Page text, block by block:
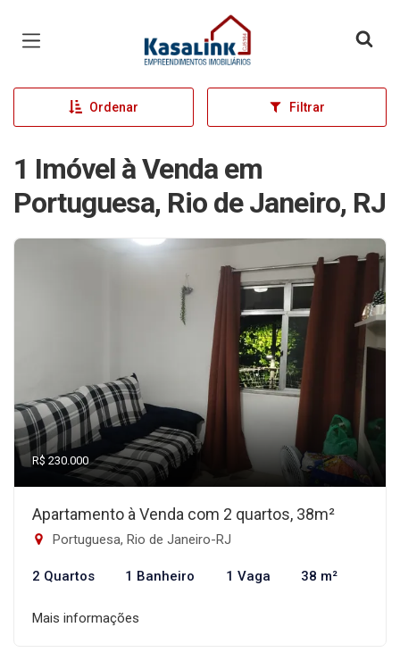
Página inicial
Ordenar Filtrar
1 Imóvel à Venda em
Portuguesa, Rio de Janeiro, RJ
R$ 230.000
Apartamento à Venda com 2 quartos, 38m²
Portuguesa, Rio de Janeiro-RJ
2 Quartos 1 Banheiro 1 Vaga 38 m²
Mais informações